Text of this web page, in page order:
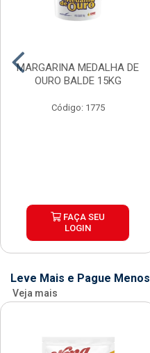
MARGARINA MEDALHA DE
OURO BALDE 15KG
Código: 1775
FAÇA SEU
LOGIN
Leve Mais e Pague Menos
Veja mais